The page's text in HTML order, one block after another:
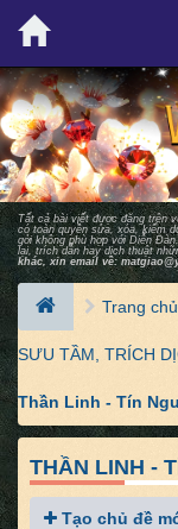
Tất cả bài viết được đăng trên
có toàn quyền sửa, xóa, kiểm
gởi không phù hợp với Diễn
lại, trích dẫn hay dịch thuật
khác, xin email về:
Trang chủ
SƯU TẦM, TRÍCH
Thần Linh - Tín
THẦN LINH -
Tạo chủ đề